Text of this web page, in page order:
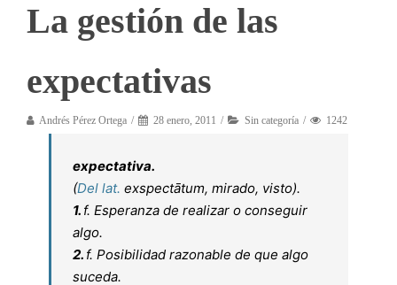
La gestión de las
expectativas
Andrés Pérez Ortega 28 enero, 2011 Sin categoría 1242
expectativa.
(Del lat. exspectātum, mirado, visto).
1. f. Esperanza de realizar o conseguir
algo.
2. f. Posibilidad razonable de que algo
suceda.